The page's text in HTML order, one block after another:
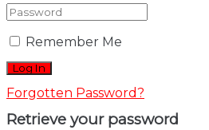
Remember Me
Forgotten Password?
Retrieve your password